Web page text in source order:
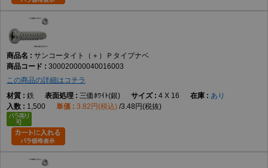
サンコータイト（＋）Ｐタイプナベ
300020000040016003
この商品の詳細はコチラ
鉄
三価ﾎﾜｲﾄ(銀) 4 X 16
あり
1,500
3.82円(税込) 3.48円(税抜)